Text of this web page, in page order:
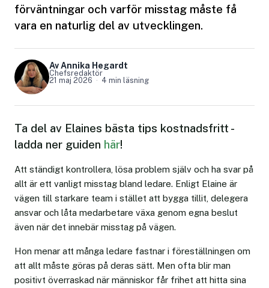
förväntningar och varför misstag måste få
vara en naturlig del av utvecklingen.
Av Annika Hegardt
Chefsredaktör
21 maj 2026
4 min läsning
Ta del av Elaines bästa tips kostnadsfritt -
ladda ner guiden här!
Att ständigt kontrollera, lösa problem själv och ha svar på
allt är ett vanligt misstag bland ledare. Enligt Elaine är
vägen till starkare team i stället att bygga tillit, delegera
ansvar och låta medarbetare växa genom egna beslut
även när det innebär misstag på vägen.
Hon menar att många ledare fastnar i föreställningen om
att allt måste göras på deras sätt. Men ofta blir man
positivt överraskad när människor får frihet att hitta sina